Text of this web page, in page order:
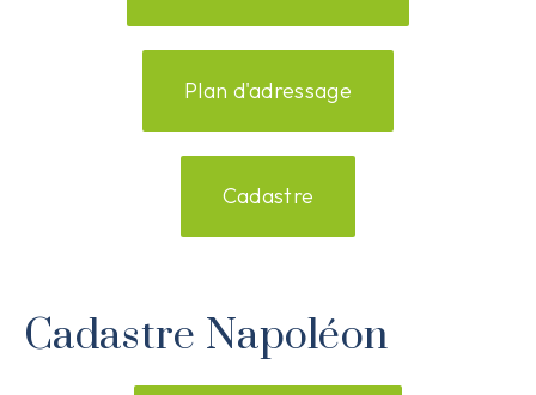
Plan d'adressage
Cadastre
Cadastre Napoléon